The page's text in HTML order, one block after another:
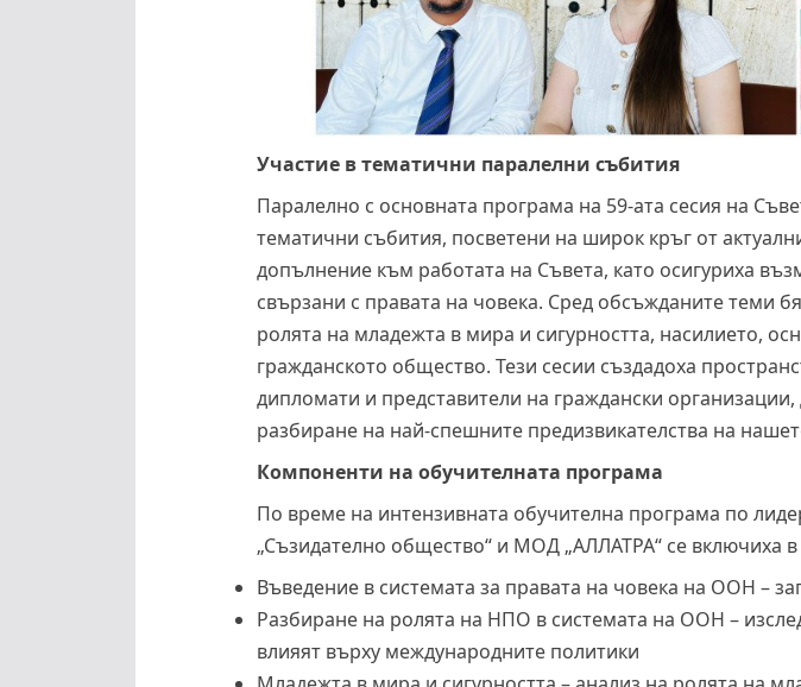
Участие в тематични паралелни събития
Паралелно с основната програма на 59-ата сесия на
тематични събития, посветени на широк кръг от
допълнение към работата на Съвета, като осигуриха
свързани с правата на човека. Сред обсъжданите теми
ролята на младежта в мира и сигурността, насилието,
гражданското общество. Тези сесии създадоха
дипломати и представители на граждански
разбиране на най-спешните предизвикателства на
Компоненти на обучителната програма
По време на интензивната обучителна програма по
„Съзидателно общество“ и МОД „АЛЛАТРА“ се включиха
Въведение в системата за правата на човека на ООН –
Разбиране на ролята на НПО в системата на ООН –
влияят върху международните политики